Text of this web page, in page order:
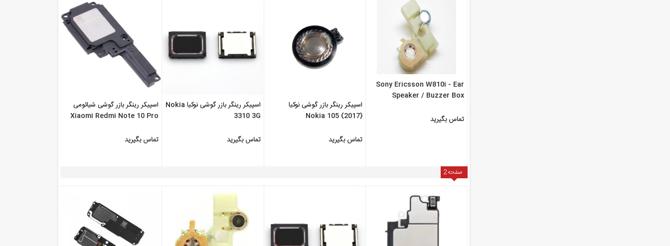
Sony Ericsson W810i - Ear
Speaker / Buzzer Box
تماس بگیرید
اسپیکر رینگر بازر گوشی نوکیا
(Nokia 105 (2017
تماس بگیرید
اسپیکر رینگر بازر گوشی نوکیا Nokia
3310 3G
تماس بگیرید
اسپیکر رینگر بازر گوشی شیائومی
Xiaomi Redmi Note 10 Pro
تماس بگیرید
صفحه2